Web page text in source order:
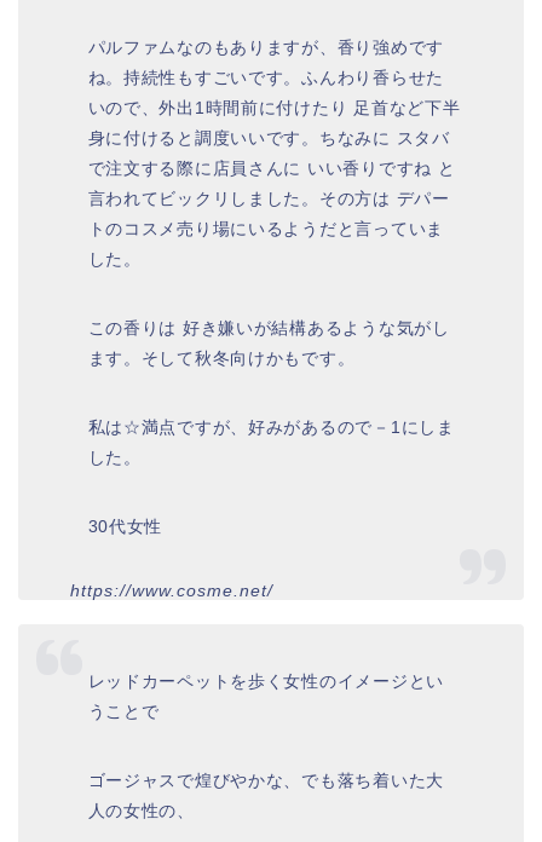
パルファムなのもありますが、香り強めです
ね。持続性もすごいです。ふんわり香らせた
いので、外出1時間前に付けたり 足首など下半
身に付けると調度いいです。ちなみに スタバ
で注文する際に店員さんに いい香りですね と
言われてビックリしました。その方は デパー
トのコスメ売り場にいるようだと言っていま
した。
この香りは 好き嫌いが結構あるような気がし
ます。そして秋冬向けかもです。
私は☆満点ですが、好みがあるので－1にしま
した。
30代女性
https://www.cosme.net/
レッドカーペットを歩く女性のイメージとい
うことで
ゴージャスで煌びやかな、でも落ち着いた大
人の女性の、